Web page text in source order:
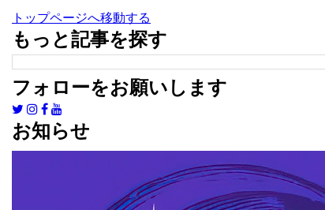
トップページへ移動する
もっと記事を探す
フォローをお願いします
お知らせ